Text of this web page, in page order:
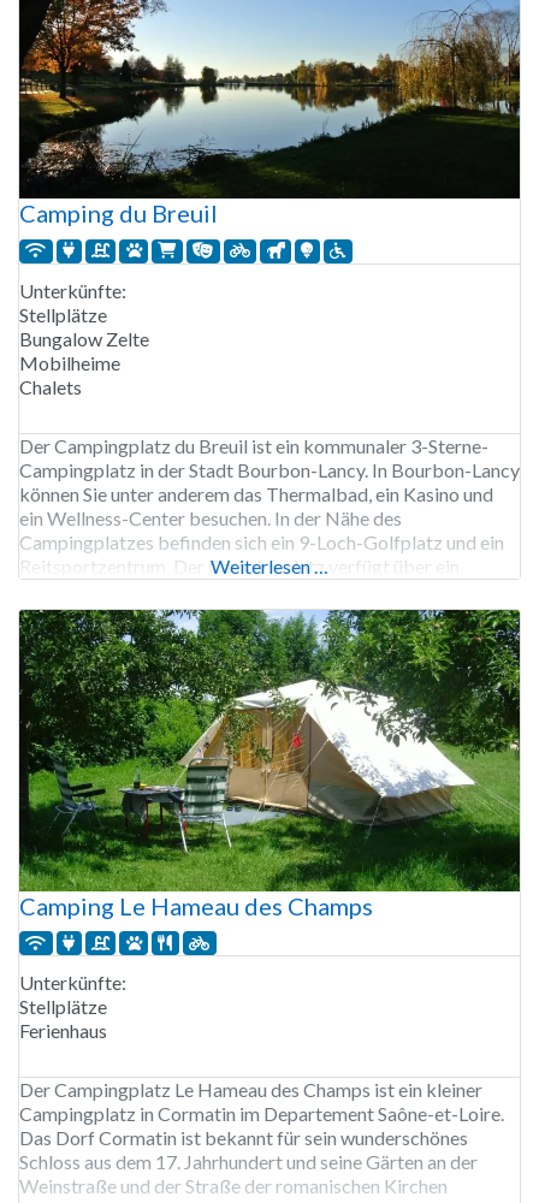
Camping du Breuil
Unterkünfte:
Stellplätze
Bungalow Zelte
Mobilheime
Chalets
Der Campingplatz du Breuil ist ein kommunaler 3-Sterne-
Campingplatz in der Stadt Bourbon-Lancy. In Bourbon-Lancy
können Sie unter anderem das Thermalbad, ein Kasino und
ein Wellness-Center besuchen. In der Nähe des
Campingplatzes befinden sich ein 9-Loch-Golfplatz und ein
Reitsportzentrum. Der Campingplatz verfügt über ein
der Nähe des Campingplatzes befindet sich ein großer See, in
Weiterlesen …
Camping Le Hameau des Champs
Unterkünfte:
Stellplätze
Ferienhaus
Der Campingplatz Le Hameau des Champs ist ein kleiner
Campingplatz in Cormatin im Departement Saône-et-Loire.
Das Dorf Cormatin ist bekannt für sein wunderschönes
Schloss aus dem 17. Jahrhundert und seine Gärten an der
Weinstraße und der Straße der romanischen Kirchen